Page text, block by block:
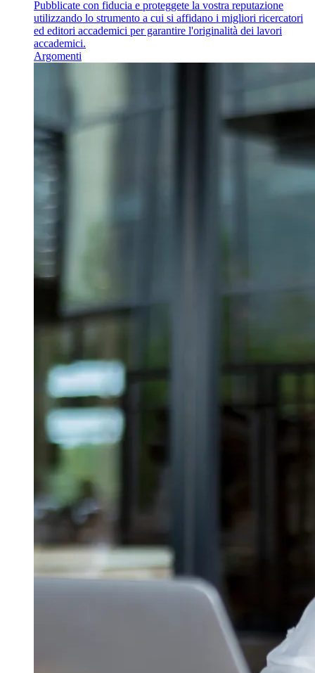
Pubblicate con fiducia e proteggete la vostra reputazione
utilizzando lo strumento a cui si affidano i migliori ricercatori
ed editori accademici per garantire l'originalità dei lavori
accademici.
Argomenti